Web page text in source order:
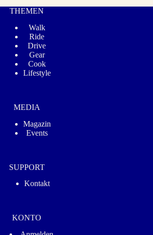
THEMEN
Walk
Ride
Drive
Gear
Cook
Lifestyle
MEDIA
Magazin
Events
SUPPORT
Kontakt
KONTO